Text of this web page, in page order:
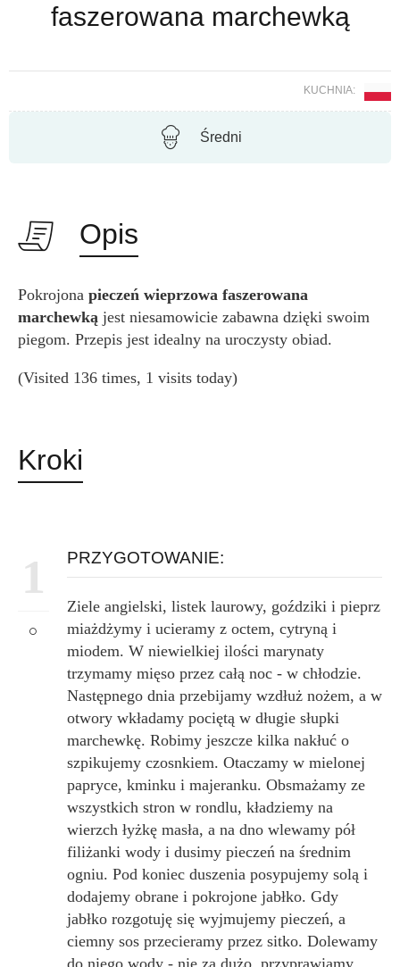
faszerowana marchewką
KUCHNIA:
Średni
Opis
Pokrojona pieczeń wieprzowa faszerowana
marchewką jest niesamowicie zabawna dzięki swoim
piegom. Przepis jest idealny na uroczysty obiad.
(Visited 136 times, 1 visits today)
Kroki
1 PRZYGOTOWANIE:
Ziele angielski, listek laurowy, goździki i pieprz
miażdżymy i ucieramy z octem, cytryną i
miodem. W niewielkiej ilości marynaty
trzymamy mięso przez całą noc - w chłodzie.
Następnego dnia przebijamy wzdłuż nożem, a w
otwory wkładamy pociętą w długie słupki
marchewkę. Robimy jeszcze kilka nakłuć o
szpikujemy czosnkiem. Otaczamy w mielonej
papryce, kminku i majeranku. Obsmażamy ze
wszystkich stron w rondlu, kładziemy na
wierzch łyżkę masła, a na dno wlewamy pół
filiżanki wody i dusimy pieczeń na średnim
ogniu. Pod koniec duszenia posypujemy solą i
dodajemy obrane i pokrojone jabłko. Gdy
jabłko rozgotuję się wyjmujemy pieczeń, a
ciemny sos przecieramy przez sitko. Dolewamy
do niego wody - nie za dużo, przyprawiamy